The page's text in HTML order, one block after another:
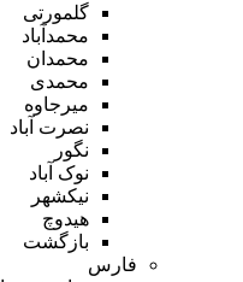
گلمورتی
محمدآباد
محمدان
محمدی
میرجاوه
نصرت آباد
نگور
نوک آباد
نیکشهر
هیدوچ
بازگشت
فارس